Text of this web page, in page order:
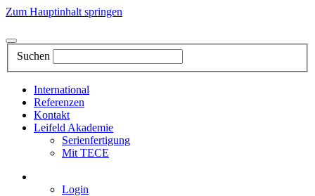
Zum Hauptinhalt springen
Suchen
International
Referenzen
Kontakt
Leifeld Akademie
Serienfertigung
Mit TECE
Login